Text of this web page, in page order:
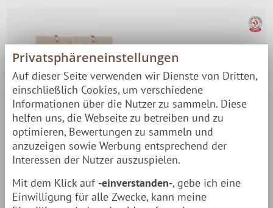
Privatsphäreneinstellungen
Auf dieser Seite verwenden wir Dienste von Dritten,
einschließlich Cookies, um verschiedene
Informationen über die Nutzer zu sammeln. Diese
helfen uns, die Webseite zu betreiben und zu
optimieren, Bewertungen zu sammeln und
anzuzeigen sowie Werbung entsprechend der
Interessen der Nutzer auszuspielen.
Mit dem Klick auf -einverstanden-, gebe ich eine
Einwilligung für alle Zwecke, kann meine